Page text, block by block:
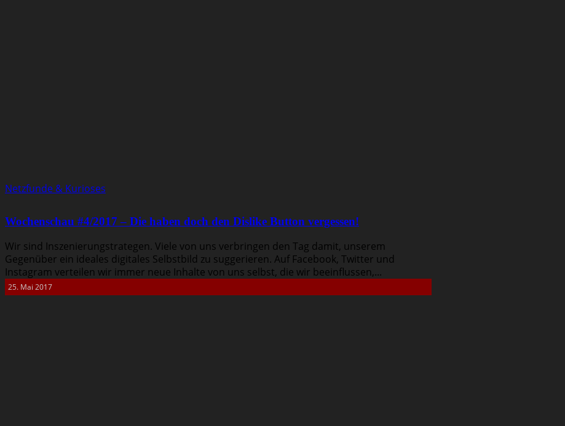
Netzfunde & Kurioses
Wochenschau #4/2017 – Die haben doch den Dislike Button vergessen!
Wir sind Inszenierungstrategen. Viele von uns verbringen den Tag damit, unserem
Gegenüber ein ideales digitales Selbstbild zu suggerieren. Auf Facebook, Twitter und
Instagram verteilen wir immer neue Inhalte von uns selbst, die wir beeinflussen,...
25. Mai 2017